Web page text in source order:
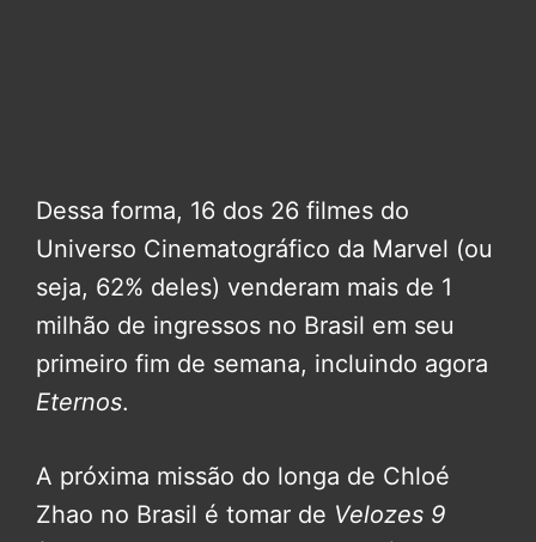
Dessa forma, 16 dos 26 filmes do
Universo Cinematográfico da Marvel (ou
seja, 62% deles) venderam mais de 1
milhão de ingressos no Brasil em seu
primeiro fim de semana, incluindo agora
Eternos.
A próxima missão do longa de Chloé
Zhao no Brasil é tomar de Velozes 9